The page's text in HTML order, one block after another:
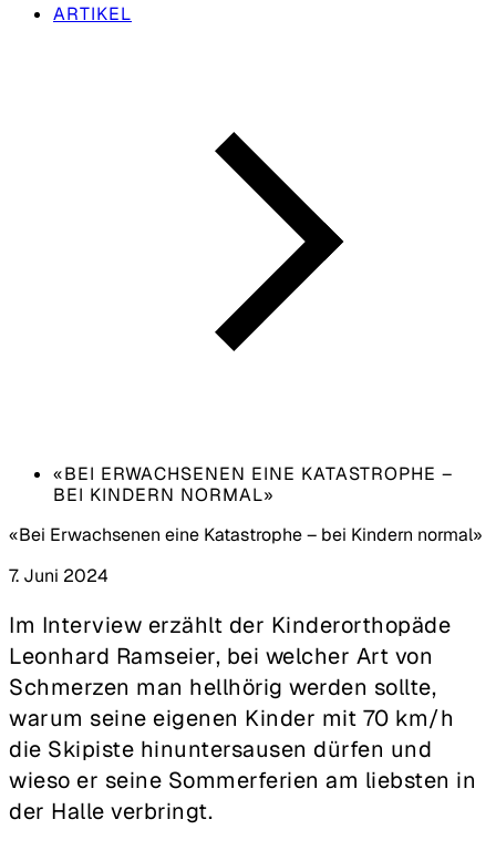
ARTIKEL
«BEI ERWACHSENEN EINE KATASTROPHE –
BEI KINDERN NORMAL»
«Bei Erwachsenen eine Katastrophe – bei Kindern normal»
7. Juni 2024
Im Interview erzählt der Kinderorthopäde
Leonhard Ramseier, bei welcher Art von
Schmerzen man hellhörig werden sollte,
warum seine eigenen Kinder mit 70 km/h
die Skipiste hinuntersausen dürfen und
wieso er seine Sommerferien am liebsten in
der Halle verbringt.